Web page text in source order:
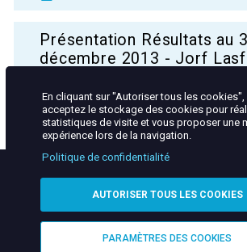
Présentation Résultats au
décembre 2013 - Jorf
Télécharger le PDF
Pagination
Première
page
«
Page
précédente
‹
Page
1
Page
2
Page
En cliquant sur "Autoriser tous les cookies",
acceptez le stockage des cookies pour
statistiques de visite et vous proposer une
expérience lors de la navigation.
Politique de confidentialité
PARAMÈTRES DES COOKIES
AUTORISER TOUS LES COOKIES
Footer
ContactPlan du siteMentions légales
Confidentialité & Cookies